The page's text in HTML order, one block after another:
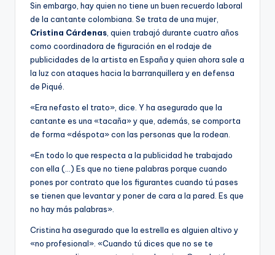
Sin embargo, hay quien no tiene un buen recuerdo laboral
de la cantante colombiana. Se trata de una mujer,
Cristina Cárdenas , quien trabajó durante cuatro años
como coordinadora de figuración en el rodaje de
publicidades de la artista en España y quien ahora sale a
la luz con ataques hacia la barranquillera y en defensa
de Piqué.
«Era nefasto el trato», dice. Y ha asegurado que la
cantante es una «tacaña» y que, además, se comporta
de forma «déspota» con las personas que la rodean.
«En todo lo que respecta a la publicidad he trabajado
con ella (…) Es que no tiene palabras porque cuando
pones por contrato que los figurantes cuando tú pases
se tienen que levantar y poner de cara a la pared. Es que
no hay más palabras».
Cristina ha asegurado que la estrella es alguien altivo y
«no profesional». «Cuando tú dices que no se te